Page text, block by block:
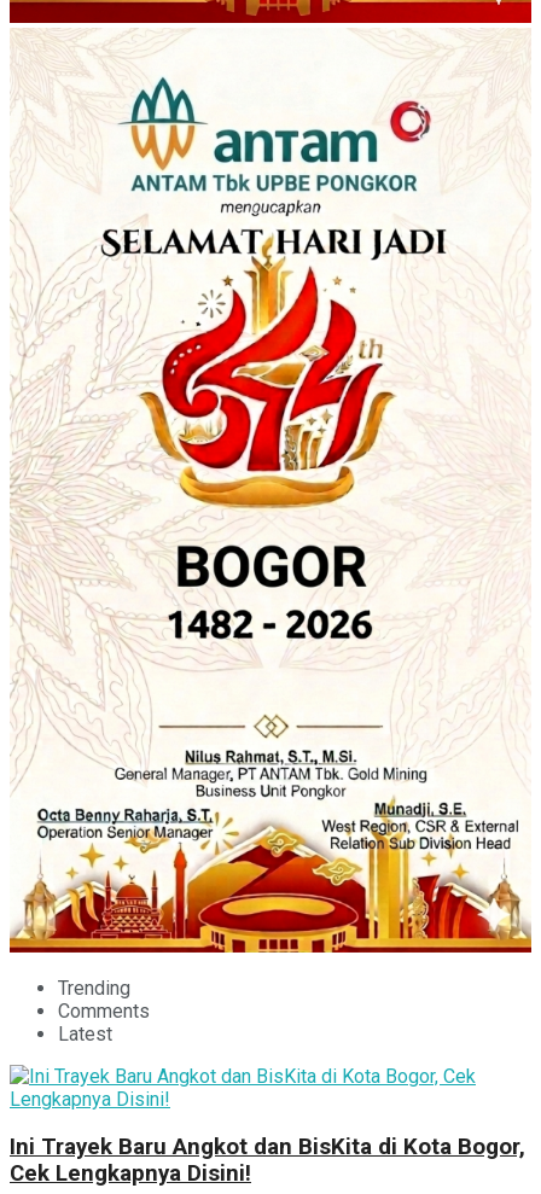
Trending
Comments
Latest
Ini Trayek Baru Angkot dan BisKita di Kota Bogor,
Cek Lengkapnya Disini!